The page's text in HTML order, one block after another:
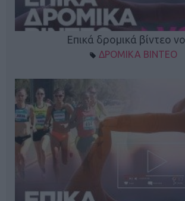
Επικά δρομικά βίντεο
ΔΡΟΜΙΚΑ ΒΙΝΤΕΟ